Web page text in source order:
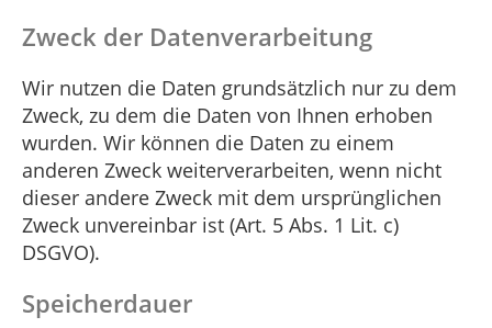
Zweck der Datenverarbeitung
Wir nutzen die Daten grundsätzlich nur zu dem
Zweck, zu dem die Daten von Ihnen erhoben
wurden. Wir können die Daten zu einem
anderen Zweck weiterverarbeiten, wenn nicht
dieser andere Zweck mit dem ursprünglichen
Zweck unvereinbar ist (Art. 5 Abs. 1 Lit. c)
DSGVO).
Speicherdauer